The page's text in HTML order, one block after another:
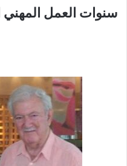
سنوات العمل